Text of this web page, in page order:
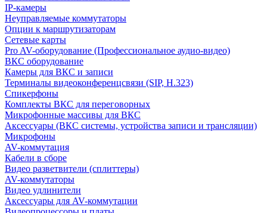
IP-камеры
Неуправляемые коммутаторы
Опции к маршрутизаторам
Сетевые карты
Pro AV-оборудование (Профессиональное аудио-видео)
ВКС оборудование
Камеры для ВКС и записи
Терминалы видеоконференцсвязи (SIP, H.323)
Спикерфоны
Комплекты ВКС для переговорных
Микрофонные массивы для ВКС
Аксессуары (ВКС системы, устройства записи и трансляции)
Микрофоны
AV-коммутация
Кабели в сборе
Видео разветвители (сплиттеры)
AV-коммутаторы
Видео удлинители
Аксессуары для AV-коммутации